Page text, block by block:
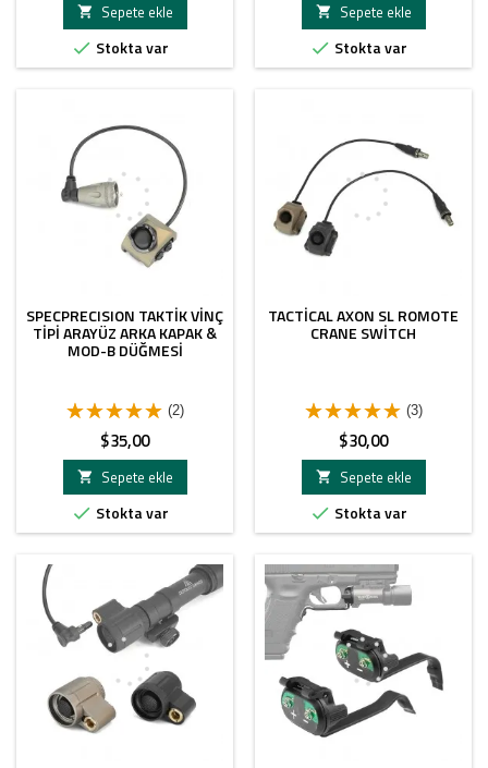

Sepete ekle
 Stokta var

Sepete ekle
 Stokta var
SPECPRECISION TAKTIK VINÇ
TIPI ARAYÜZ ARKA KAPAK &
MOD-B DÜĞMESI
(2)
Fiyat
$35,00

Sepete ekle
 Stokta var
TACTICAL AXON SL ROMOTE
CRANE SWITCH
(3)
Fiyat
$30,00

Sepete ekle
 Stokta var